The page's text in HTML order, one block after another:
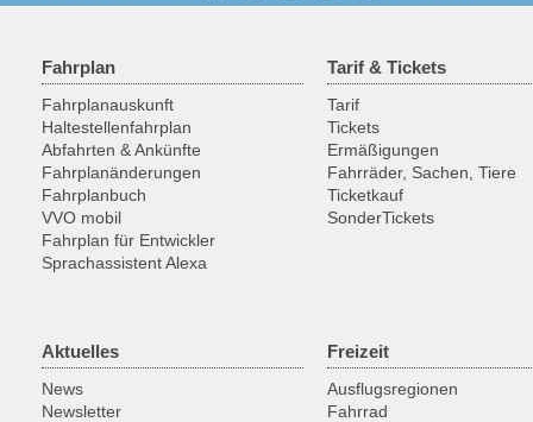
Fahrplan
Fahrplanauskunft
Haltestellenfahrplan
Abfahrten & Ankünfte
Fahrplanänderungen
Fahrplanbuch
VVO mobil
Fahrplan für Entwickler
Sprachassistent Alexa
Tarif & Tickets
Tarif
Tickets
Ermäßigungen
Fahrräder, Sachen, Tiere
Ticketkauf
SonderTickets
Aktuelles
News
Newsletter
Freizeit
Ausflugsregionen
Fahrrad